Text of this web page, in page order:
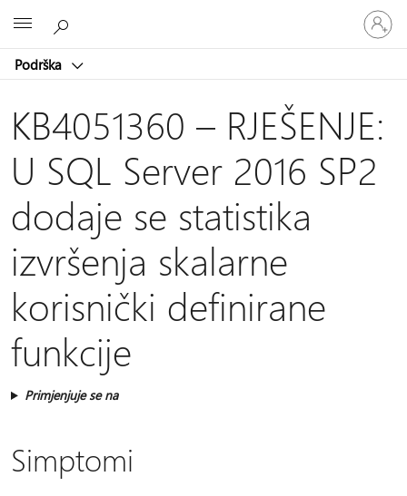
Podrška
Prijavite
se
u
račun
KB4051360 – RJEŠENJE:
U SQL Server 2016 SP2
dodaje se statistika
izvršenja skalarne
korisnički definirane
funkcije
Primjenjuje se na
Simptomi